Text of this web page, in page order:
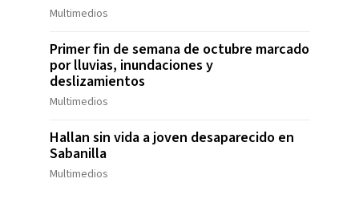
Multimedios
Primer fin de semana de octubre marcado
por lluvias, inundaciones y
deslizamientos
Multimedios
Hallan sin vida a joven desaparecido en
Sabanilla
Multimedios